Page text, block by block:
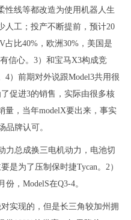
性线等都改造为使用机器人生
人工；投产不断提前，预计20
占比40%，欧洲30%，美国是
信心。3）和宝马X3构成竞
4）前期对外说跟Model3共用很
促进3的销售，实际由很多核
量，当年modelX要出来，事实
品牌认可。
力总成换三电机动力，电池切
是为了压制保时捷Tycan。2）
，ModelS在Q3-4。
实现的，但是长三角较加州拥